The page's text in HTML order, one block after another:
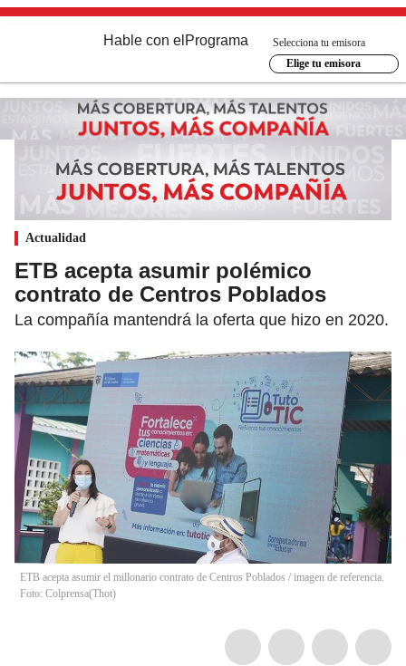
Hable con el Programa
Selecciona tu emisora
Elige tu emisora
Actualidad
ETB acepta asumir polémico
contrato de Centros Poblados
La compañía mantendrá la oferta que hizo en 2020.
ETB acepta asumir el millonario contrato de Centros Poblados / imagen de referencia.
Foto: Colprensa(Thot)